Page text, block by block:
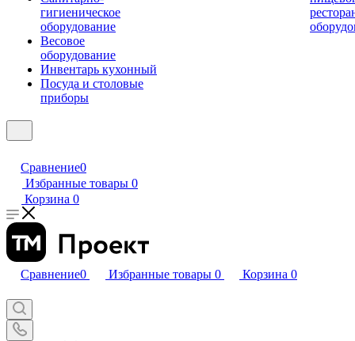
гигиеническое
оборудование
Весовое
оборудование
Инвентарь кухонный
Посуда и столовые
приборы
Сравнение0
Избранные товары 0
Корзина 0
Сравнение0 Избранные товары 0 Корзина 0